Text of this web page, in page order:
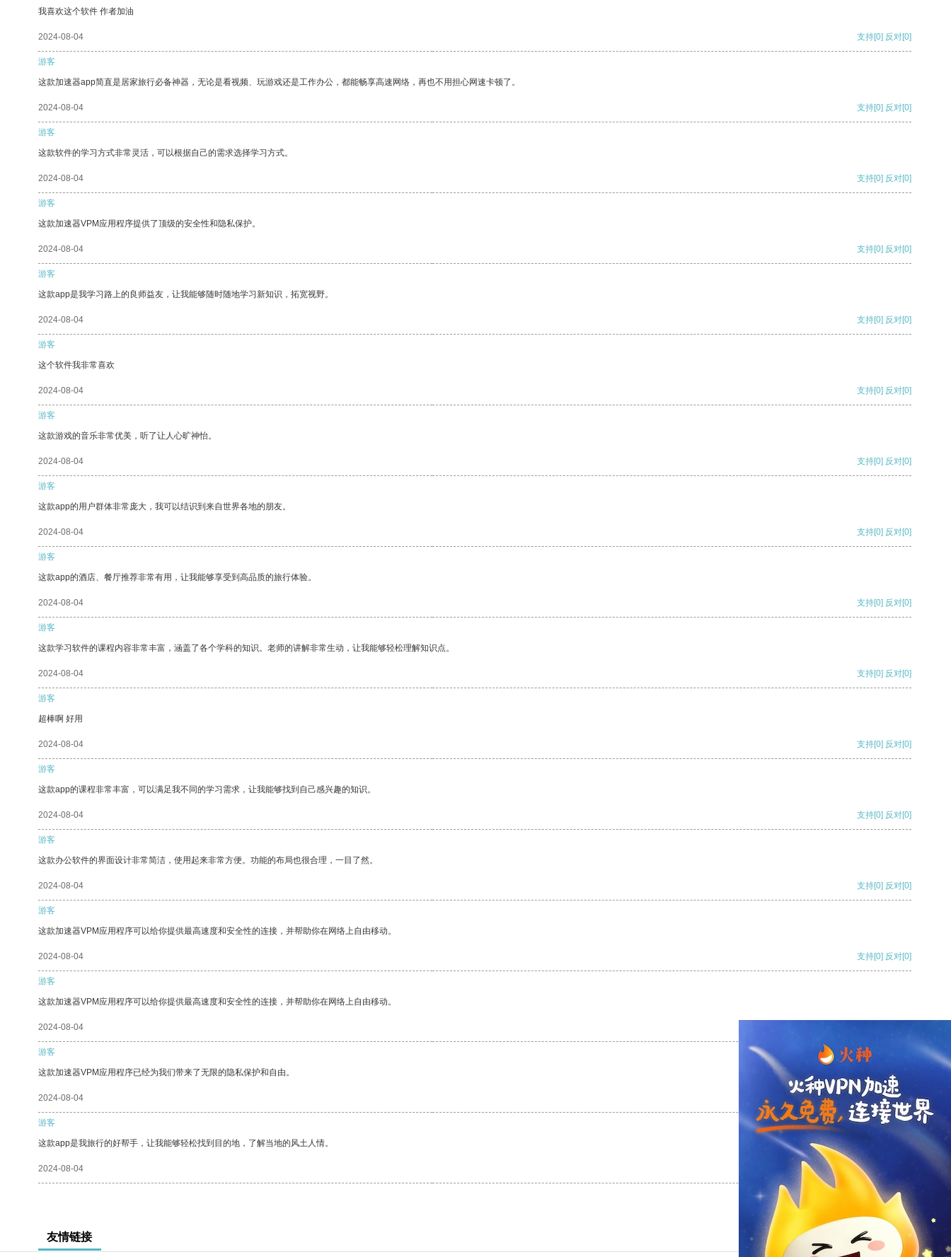
我喜欢这个软件 作者加油
2024-08-04 支持[0] 反对[0]
游客
这款加速器app简直是居家旅行必备神器，无论是看视频、玩游戏还是工作办公，都能畅享高速网络，再也不用担心网速卡顿了。
2024-08-04 支持[0] 反对[0]
游客
这款软件的学习方式非常灵活，可以根据自己的需求选择学习方式。
2024-08-04 支持[0] 反对[0]
游客
这款加速器VPM应用程序提供了顶级的安全性和隐私保护。
2024-08-04 支持[0] 反对[0]
游客
这款app是我学习路上的良师益友，让我能够随时随地学习新知识，拓宽视野。
2024-08-04 支持[0] 反对[0]
游客
这个软件我非常喜欢
2024-08-04 支持[0] 反对[0]
游客
这款游戏的音乐非常优美，听了让人心旷神怡。
2024-08-04 支持[0] 反对[0]
游客
这款app的用户群体非常庞大，我可以结识到来自世界各地的朋友。
2024-08-04 支持[0] 反对[0]
游客
这款app的酒店、餐厅推荐非常有用，让我能够享受到高品质的旅行体验。
2024-08-04 支持[0] 反对[0]
游客
这款学习软件的课程内容非常丰富，涵盖了各个学科的知识。老师的讲解非常生动，让我能够轻松理解知识点。
2024-08-04 支持[0] 反对[0]
游客
超棒啊 好用
2024-08-04 支持[0] 反对[0]
游客
这款app的课程非常丰富，可以满足我不同的学习需求，让我能够找到自己感兴趣的知识。
2024-08-04 支持[0] 反对[0]
游客
这款办公软件的界面设计非常简洁，使用起来非常方便。功能的布局也很合理，一目了然。
2024-08-04 支持[0] 反对[0]
游客
这款加速器VPM应用程序可以给你提供最高速度和安全性的连接，并帮助你在网络上自由移动。
2024-08-04 支持[0] 反对[0]
游客
这款加速器VPM应用程序可以给你提供最高速度和安全性的连接，并帮助你在网络上自由移动。
2024-08-04
游客
这款加速器VPM应用程序已经为我们带来了无限的隐私保护和自由。
2024-08-04 支持 [0] 反对 [0]
游客
这款app是我旅行的好帮手，让我能够轻松找到目的地，了解当地的风土人情。
2024-08-04 支持
友情链接